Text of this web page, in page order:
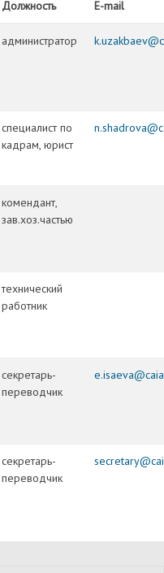
Должность E-mail
администратор
специалист по
кадрам, юрист
комендант,
зав.хоз.частью
технический
работник
секретарь-
переводчик
секретарь-
переводчик